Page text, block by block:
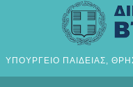
ΥΠΟΥΡΓΕΙΟ ΠΑΙΔΕΙΑΣ,